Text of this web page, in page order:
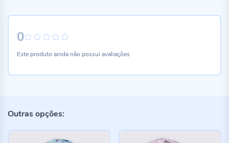
0
Este produto ainda não possui avaliações
Outras opções: